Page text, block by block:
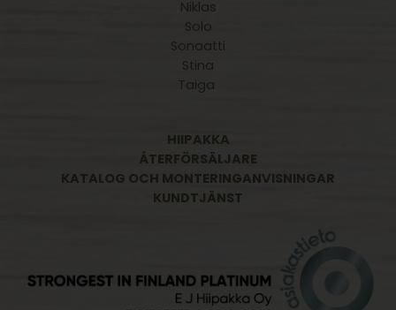
Niklas
Solo
Sonaatti
Stina
Taiga
HIIPAKKA
ÅTERFÖRSÄLJARE
KATALOG OCH MONTERINGANVISNINGAR
KUNDTJÄNST